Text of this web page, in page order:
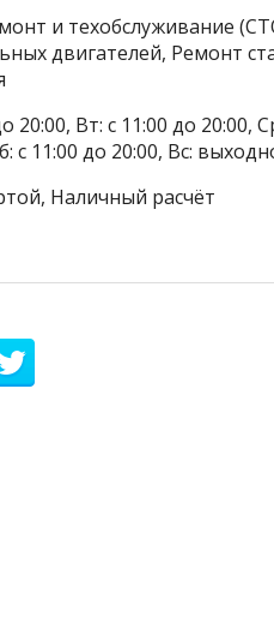
и техобслуживание
двигателей, Ремонт
Вт: с 11:00 до 20:00,
с 11:00 до 20:00, Вс:
Наличный расчёт